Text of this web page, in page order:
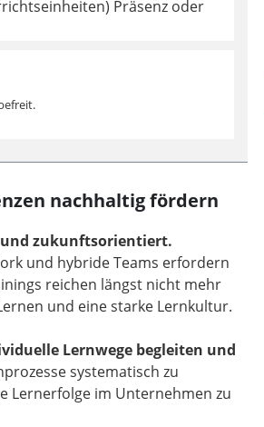
Präsenz oder
nachhaltig fördern
und zukunftsorientiert.
und hybride Teams erfordern
reichen längst nicht mehr
und eine starke Lernkultur.
Lernwege begleiten und
systematisch zu
Lernerfolge im Unternehmen zu